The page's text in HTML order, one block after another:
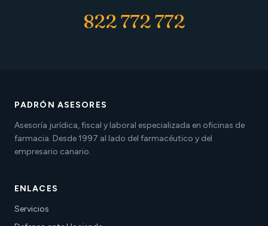
822 772 772
PADRÓN ASESORES
Asesoría jurídica, fiscal y laboral especializada en oficinas de
farmacia. Desde 1997 al lado del farmacéutico y del
empresario canario.
ENLACES
Servicios